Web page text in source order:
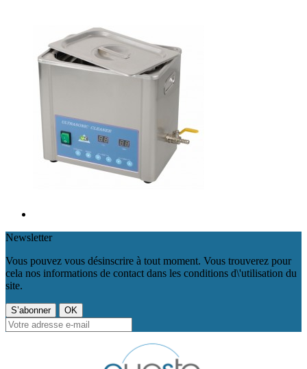
Newsletter
Vous pouvez vous désinscrire à tout moment. Vous trouverez pour
cela nos informations de contact dans les conditions d\'utilisation du
site.